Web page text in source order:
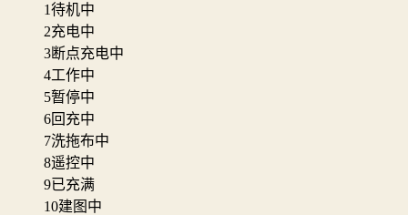
1待机中
2充电中
3断点充电中
4工作中
5暂停中
6回充中
7洗拖布中
8遥控中
9已充满
10建图中